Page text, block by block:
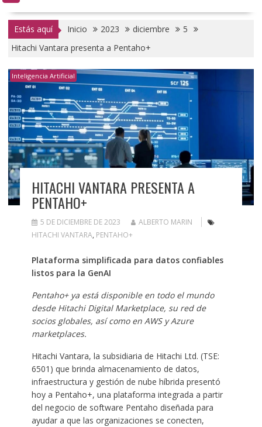
Estás aquí Inicio 2023 diciembre
5
Hitachi Vantara presenta a Pentaho+
Inteligencia Artificial
HITACHI VANTARA PRESENTA A
PENTAHO+
5 DE DICIEMBRE DE 2023
ALBERTO MARIN
HITACHI VANTARA, PENTAHO+
Plataforma simplificada para datos confiables
listos para la GenAI
Pentaho+ ya está disponible en todo el mundo
desde Hitachi Digital Marketplace, su red de
socios globales, así como en AWS y Azure
marketplaces.
Hitachi Vantara, la subsidiaria de Hitachi Ltd. (TSE:
6501) que brinda almacenamiento de datos,
infraestructura y gestión de nube híbrida presentó
hoy a Pentaho+, una plataforma integrada a partir
del negocio de software Pentaho diseñada para
ayudar a que las organizaciones se conecten,